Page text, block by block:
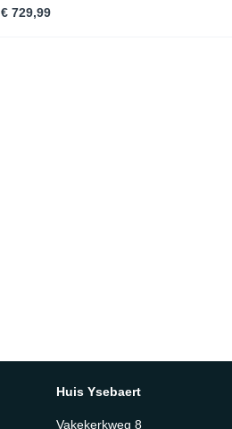
€ 729,99
Huis Ysebaert
Vakekerkweg 8